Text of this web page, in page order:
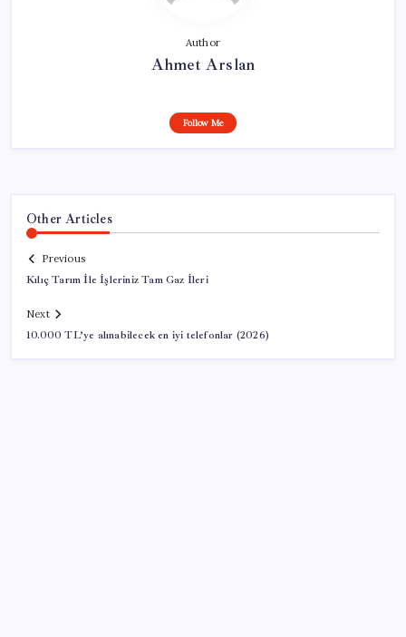
Author
Ahmet Arslan
Follow Me
Other Articles
Previous
Kılıç Tarım İle İşleriniz Tam Gaz İleri
Next
10.000 TL’ye alınabilecek en iyi telefonlar (2026)